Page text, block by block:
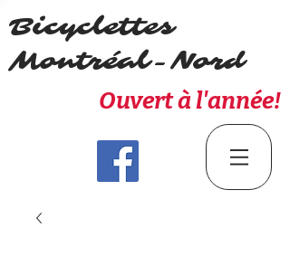
Bicyclettes
Montréal-Nord
Ouvert à l'année!